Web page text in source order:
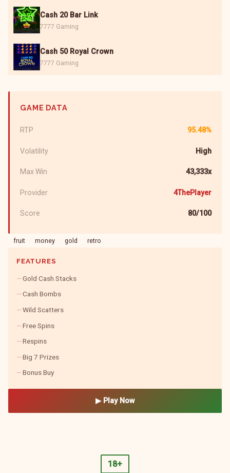
Cash 20 Bar Link
7777 Gaming
Cash 50 Royal Crown
7777 Gaming
GAME DATA
RTP 95.48%
Volatility High
Max Win 43,333x
Provider 4ThePlayer
Score 80/100
fruit money gold retro
FEATURES
Gold Cash Stacks
Cash Bombs
Wild Scatters
Free Spins
Respins
Big 7 Prizes
Bonus Buy
▶ Play Now
18+